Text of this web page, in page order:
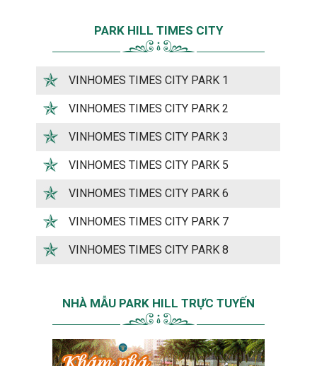
PARK HILL TIMES CITY
VINHOMES TIMES CITY PARK 1
VINHOMES TIMES CITY PARK 2
VINHOMES TIMES CITY PARK 3
VINHOMES TIMES CITY PARK 5
VINHOMES TIMES CITY PARK 6
VINHOMES TIMES CITY PARK 7
VINHOMES TIMES CITY PARK 8
NHÀ MẪU PARK HILL TRỰC TUYẾN